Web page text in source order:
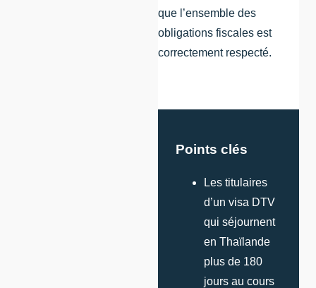
que l’ensemble des
obligations fiscales est
correctement respecté.
Points clés
Les titulaires
d’un visa DTV
qui séjournent
en Thaïlande
plus de 180
jours au cours